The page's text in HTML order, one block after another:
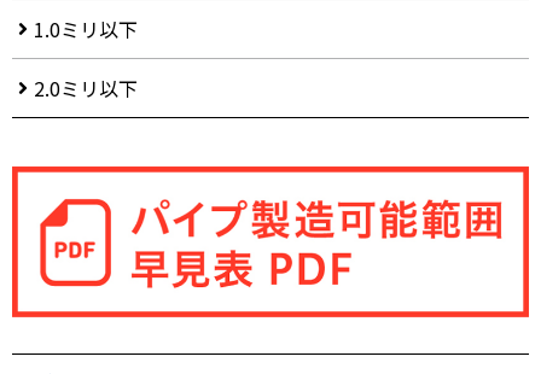
1.0ミリ以下
2.0ミリ以下